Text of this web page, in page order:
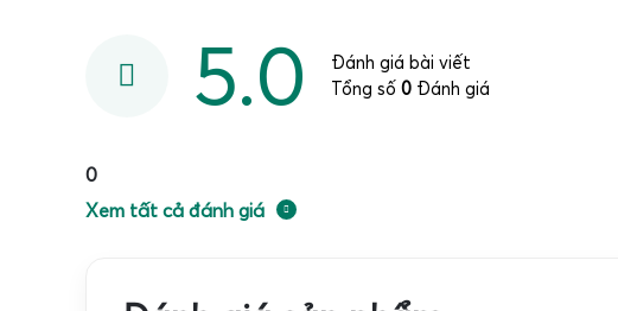
5.0
Đánh giá bài viết
Tổng số 0 Đánh giá
0
Xem tất cả đánh giá